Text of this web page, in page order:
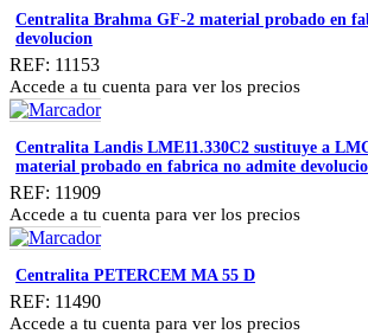
Centralita Brahma GF-2 material probado en
devolucion
REF: 11153
Accede a tu cuenta para ver los precios
Centralita Landis LME11.330C2 sustituye a
material probado en fabrica no admite
REF: 11909
Accede a tu cuenta para ver los precios
Centralita PETERCEM MA 55 D
REF: 11490
Accede a tu cuenta para ver los precios